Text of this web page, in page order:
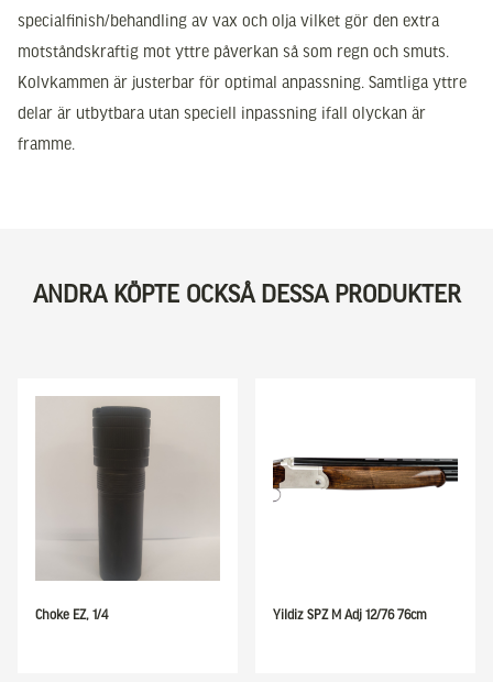
specialfinish/behandling av vax och olja vilket gör den extra
motståndskraftig mot yttre påverkan så som regn och smuts.
Kolvkammen är justerbar för optimal anpassning. Samtliga yttre
delar är utbytbara utan speciell inpassning ifall olyckan är
framme.
ANDRA KÖPTE OCKSÅ DESSA PRODUKTER
Choke EZ, 1/4 Yildiz SPZ M Adj 12/76 76cm